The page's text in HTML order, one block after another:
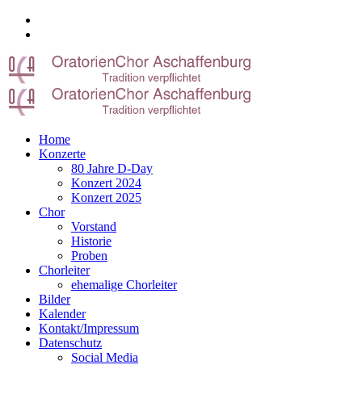
Home
Konzerte
80 Jahre D-Day
Konzert 2024
Konzert 2025
Chor
Vorstand
Historie
Proben
Chorleiter
ehemalige Chorleiter
Bilder
Kalender
Kontakt/Impressum
Datenschutz
Social Media